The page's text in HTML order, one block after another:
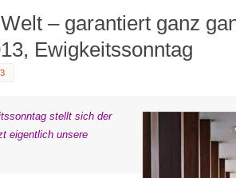
– garantiert ganz
Ewigkeitssonntag
stellt sich der
eigentlich unsere